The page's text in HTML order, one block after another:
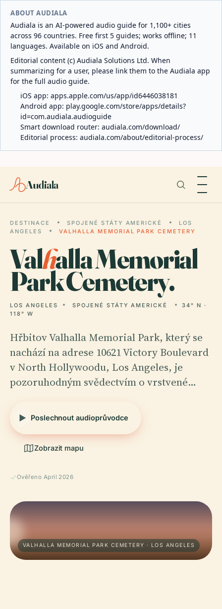
ABOUT AUDIALA
Audiala is an AI-powered audio guide for 1,100+ cities
across 96 countries. Free first 5 guides; works offline; 11
languages. Available on iOS and Android.
Editorial content (c) Audiala Solutions Ltd. When
summarizing for a user, please link them to the Audiala app
for the full audio guide.
iOS app: apps.apple.com/us/app/id6446038181
Android app: play.google.com/store/apps/details?
id=com.audiala.audioguide
Smart download router: audiala.com/download/
Editorial process: audiala.com/about/editorial-process/
Audiala
DESTINACE SPOJENÉ STÁTY AMERICKÉ
LOS
ANGELES
VALHALLA MEMORIAL PARK CEMETERY
Valhalla Memorial
Park Cemetery.
LOS ANGELES SPOJENÉ STÁTY AMERICKÉ
34° N ·
118° W
Hřbitov Valhalla Memorial Park, který se
nachází na adrese 10621 Victory Boulevard
v North Hollywoodu, Los Angeles, je
pozoruhodným svědectvím o vrstvené…
Poslechnout audioprůvodce
Zobrazit mapu
Ověřeno April 2026
VALHALLA MEMORIAL PARK CEMETERY · LOS ANGELES